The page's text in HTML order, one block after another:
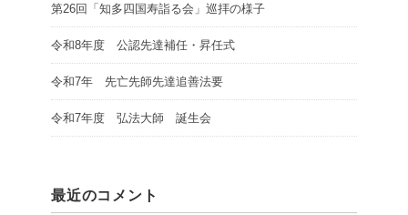
第26回「知多四国寿詣る会」巡拝の様子
令和8年度 公認先達補任・昇任式
令和7年 先亡先師先達追善法要
令和7年度 弘法大師 誕生会
最近のコメント